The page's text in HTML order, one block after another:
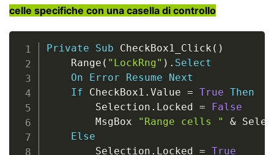
celle specifiche con una casella di controllo
Private Sub CheckBox1_Click ( )
    Range
( "LockRng" ) . Select
On
Error Resume
Next
If CheckBox1 . Value = True Then
        Selection
. Locked =
False
        MsgBox
"Range cells " &
Else
        Selection
. Locked = True
Copy